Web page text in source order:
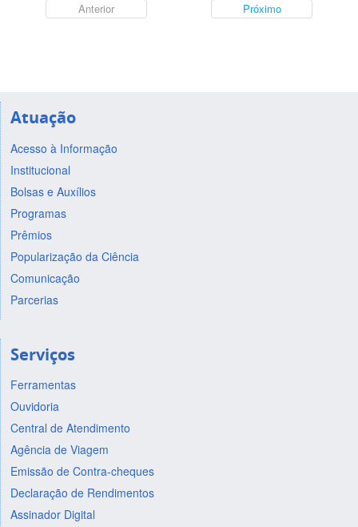
Anterior Próximo
Atuação
Acesso à Informação
Institucional
Bolsas e Auxílios
Programas
Prêmios
Popularização da Ciência
Comunicação
Parcerias
Serviços
Ferramentas
Ouvidoria
Central de Atendimento
Agência de Viagem
Emissão de Contra-cheques
Declaração de Rendimentos
Assinador Digital